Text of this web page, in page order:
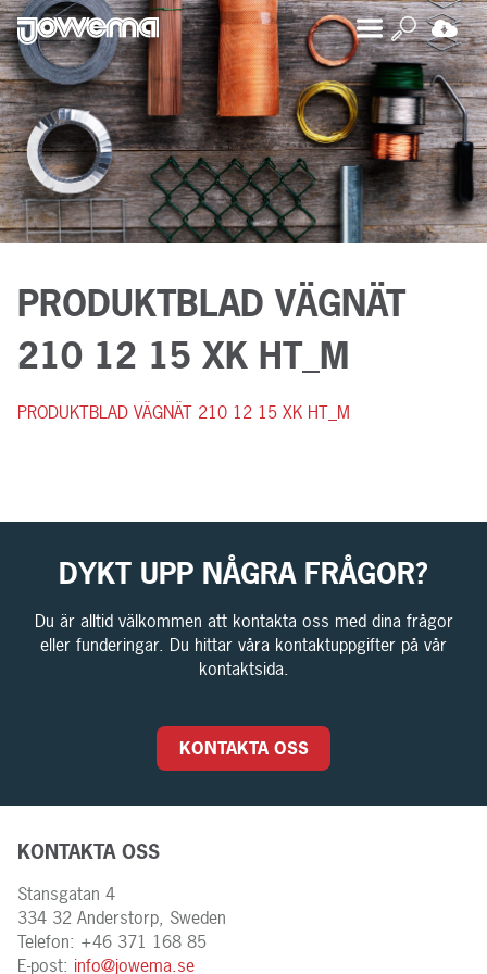
PRODUKTBLAD VÄGNÄT
210 12 15 XK HT_M
PRODUKTBLAD VÄGNÄT 210 12 15 XK HT_M
DYKT UPP NÅGRA FRÅGOR?
Du är alltid välkommen att kontakta oss med dina frågor
eller funderingar. Du hittar våra kontaktuppgifter på vår
kontaktsida.
KONTAKTA OSS
KONTAKTA OSS
Stansgatan 4
334 32 Anderstorp, Sweden
Telefon: +46 371 168 85
E-post: info@jowema.se